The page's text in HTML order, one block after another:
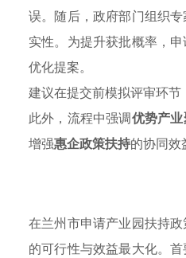
误。随后，政府部门组织
实性。为提升获批概率，
优化提案。
建议在提交前模拟评审环
此外，流程中强调优势产
增强惠企政策扶持的协同效
在兰州市申请产业园扶持
的可行性与效益最大化。